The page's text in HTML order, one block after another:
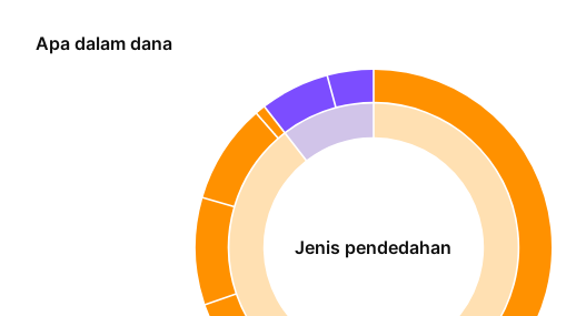
Apa dalam dana
Jenis pendedahan